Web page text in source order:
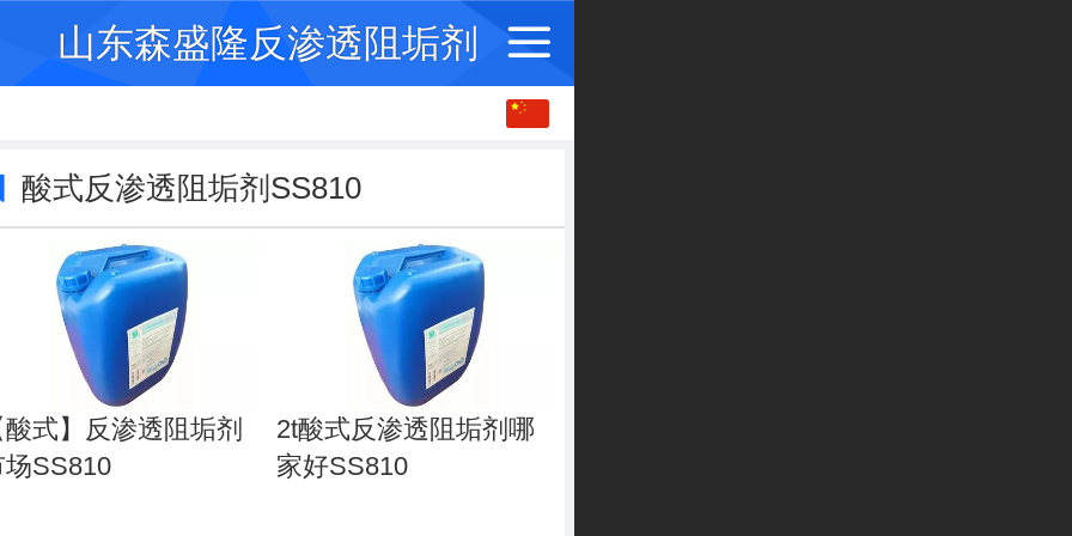
山东森盛隆反渗透阻垢剂
繁体
酸式反渗透阻垢剂SS810
酸式】反渗透阻垢剂
场SS810
2t酸式反渗透阻垢剂哪
家好SS810